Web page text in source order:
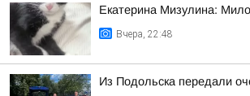
Екатерина Мизулина:
Вчера, 22:48
Из Подольска передали